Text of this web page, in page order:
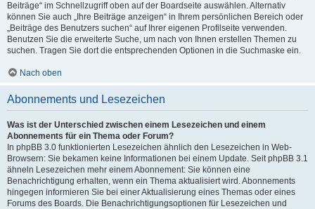
Beiträge“ im Schnellzugriff oben auf der Boardseite auswählen. Alternativ
können Sie auch „Ihre Beiträge anzeigen“ in Ihrem persönlichen Bereich oder
„Beiträge des Benutzers suchen“ auf Ihrer eigenen Profilseite verwenden.
Benutzen Sie die erweiterte Suche, um nach von Ihnen erstellen Themen zu
suchen. Tragen Sie dort die entsprechenden Optionen in die Suchmaske ein.
Nach oben
Abonnements und Lesezeichen
Was ist der Unterschied zwischen einem Lesezeichen und einem
Abonnements für ein Thema oder Forum?
In phpBB 3.0 funktionierten Lesezeichen ähnlich den Lesezeichen in Web-
Browsern: Sie bekamen keine Informationen bei einem Update. Seit phpBB 3.1
ähneln Lesezeichen mehr einem Abonnement: Sie können eine
Benachrichtigung erhalten, wenn ein Thema aktualisiert wird. Abonnements
hingegen informieren Sie bei einer Aktualisierung eines Themas oder eines
Forums des Boards. Die Benachrichtigungsoptionen für Lesezeichen und